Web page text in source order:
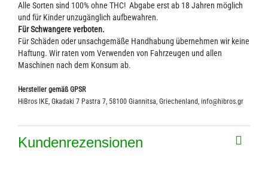
Alle Sorten sind 100% ohne THC! Abgabe erst ab 18 Jahren möglich
und für Kinder unzugänglich aufbewahren.
Für Schwangere verboten.
Für Schäden oder unsachgemäße Handhabung übernehmen wir keine
Haftung. Wir raten vom Verwenden von Fahrzeugen und allen
Maschinen nach dem Konsum ab.
Hersteller gemäß GPSR
HiBros IKE, Gkadaki 7 Pastra 7, 58100 Giannitsa, Griechenland, info@hibros.gr
Kundenrezensionen